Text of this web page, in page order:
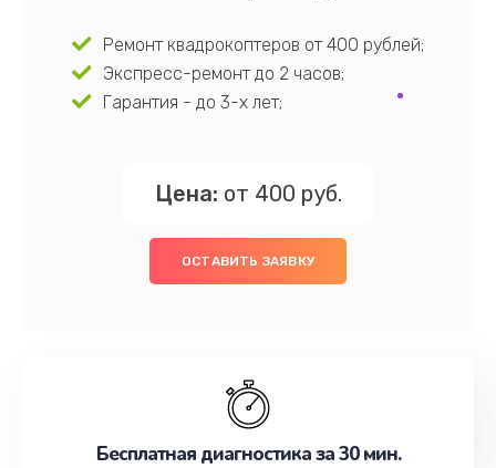
Ремонт квадрокоптеров от 400 рублей;
Экспресс-ремонт до 2 часов;
Гарантия - до 3-х лет;
Цена: от 400 руб.
ОСТАВИТЬ ЗАЯВКУ
Бесплатная диагностика за 30 мин.